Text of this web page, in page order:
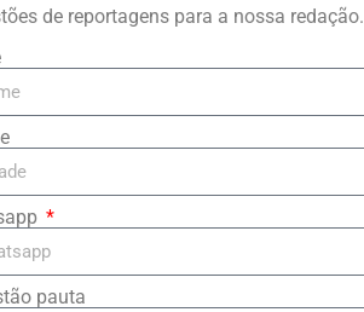
de reportagens para a nossa redação.
pauta